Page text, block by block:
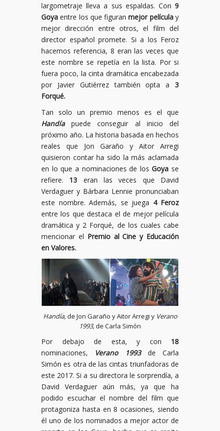
largometraje lleva a sus espaldas. Con 9
Goya entre los que figuranmejor películay
mejor dirección entre otros, el film del
director español promete. Si a los Feroz
hacemos referencia, 8 eran las veces que
este nombre se repetía en la lista. Por si
fuera poco, la cinta dramática encabezada
por Javier Gutiérrez también opta a 3
Forqué.
Tan solo un premio menos es el que
Handíapuede conseguir al inicio del
próximo año. La historia basada en hechos
reales que Jon Garaño y Aitor Arregi
quisieron contar ha sido la más aclamada
en lo que a nominaciones de losGoya se
refiere. 13 eran las veces que David
Verdaguer y Bárbara Lennie pronunciaban
este nombre. Además, se juega 4 Feroz
entre los que destaca el de mejor película
dramática y 2 Forqué, de los cuales cabe
mencionar el Premio al Cine y Educación
en Valores.
Handía,de Jon Garaño y Aitor Arregi y Verano
1993,de Carla Simón
Por debajo de esta, y con 18
nominaciones, Verano 1993de Carla
Simón es otra de las cintas triunfadoras de
este 2017. Si a su directora le sorprendía, a
David Verdaguer aún más, ya que ha
podido escuchar el nombre del film que
protagoniza hasta en 8 ocasiones, siendo
él uno de los nominados a mejor actor de